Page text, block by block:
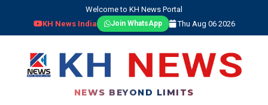
Welcome to KH News Portal
KH News India
Join WhatsApp Thu Aug 06 2026
NEWS BEYOND LIMITS